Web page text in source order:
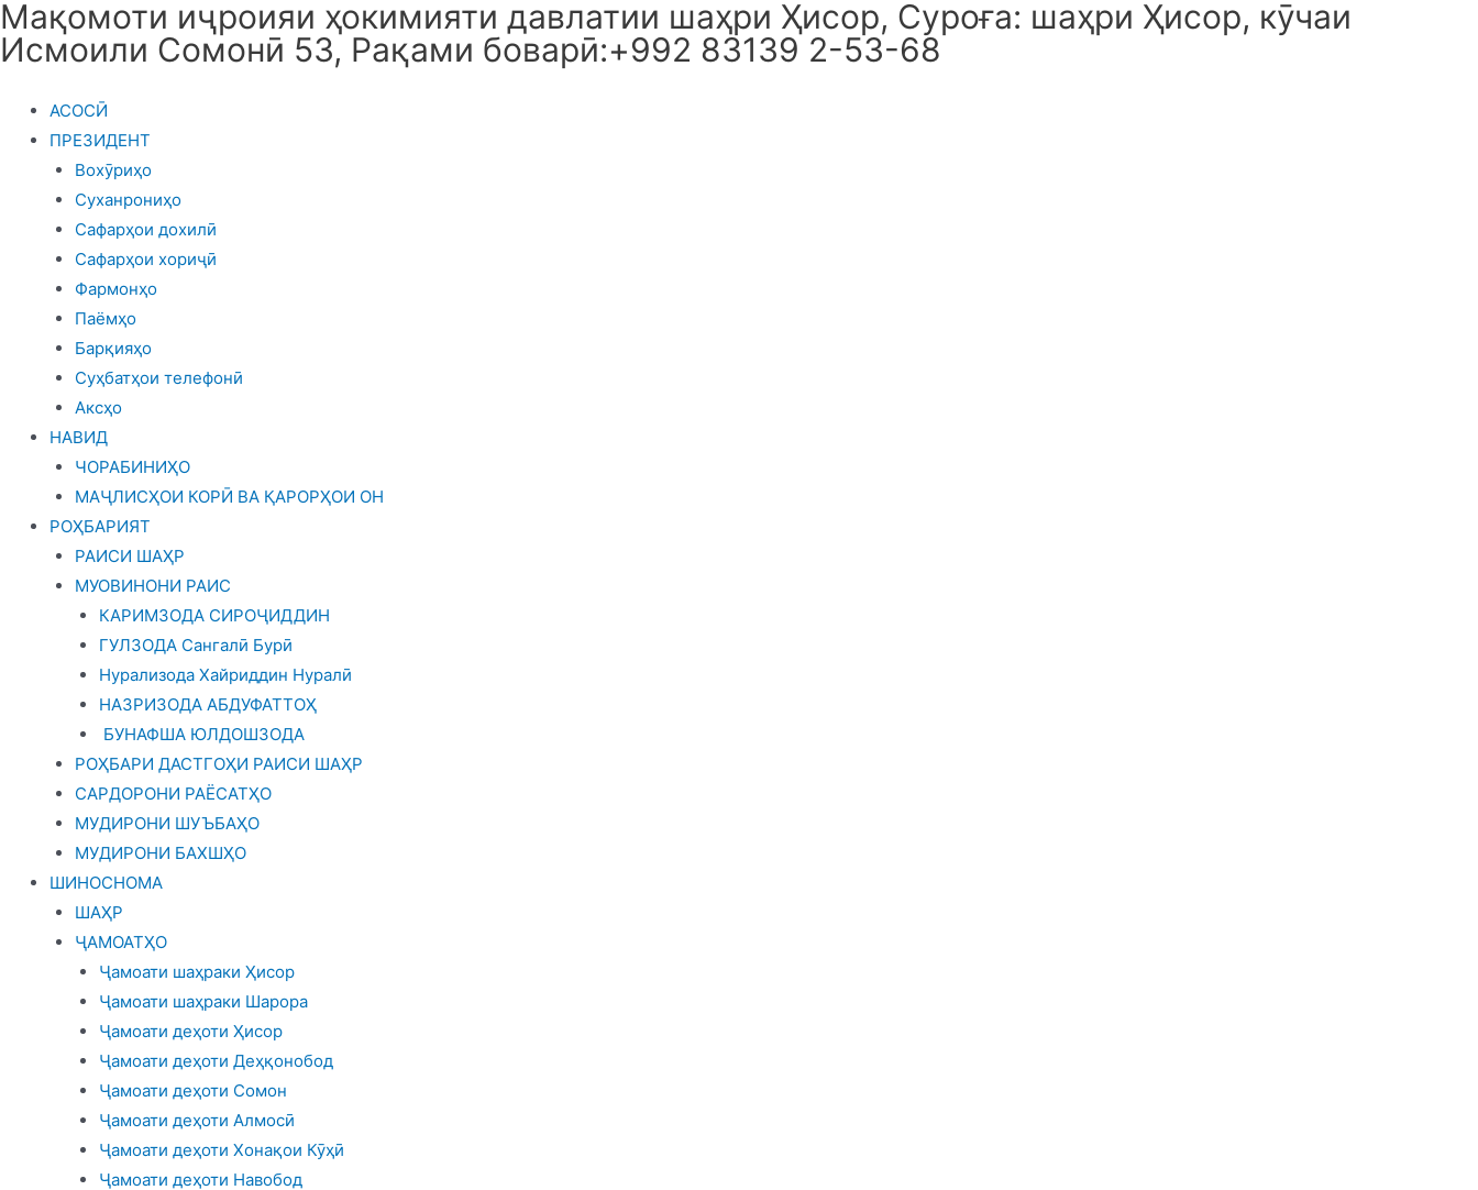
Skip
to
Мақомоти иҷроияи ҳокимияти давлатии шаҳри Ҳисор, Суроға: шаҳри Ҳисор, кӯчаи
Исмоили Сомонӣ 53, Рақами боварӣ:+992 83139 2-53-68
АСОСӢ
ПРЕЗИДЕНТ
Вохӯриҳо
Суханрониҳо
Сафарҳои дохилӣ
Сафарҳои хориҷӣ
Фармонҳо
Паёмҳо
Барқияҳо
Суҳбатҳои телефонӣ
Аксҳо
НАВИД
ЧОРАБИНИҲО
МАҶЛИСҲОИ КОРӢ ВА ҚАРОРҲОИ ОН
РОҲБАРИЯТ
РАИСИ ШАҲР
МУОВИНОНИ РАИС
КАРИМЗОДА СИРОҶИДДИН
ГУЛЗОДА Сангалӣ Бурӣ
Нурализода Хайриддин Нуралӣ
НАЗРИЗОДА АБДУФАТТОҲ
БУНАФША ЮЛДОШЗОДА
РОҲБАРИ ДАСТГОҲИ РАИСИ ШАҲР
САРДОРОНИ РАЁСАТҲО
МУДИРОНИ ШУЪБАҲО
МУДИРОНИ БАХШҲО
ШИНОСНОМА
ШАҲР
ҶАМОАТҲО
Ҷамоати шаҳраки Ҳисор
Ҷамоати шаҳраки Шарора
Ҷамоати деҳоти Ҳисор
Ҷамоати деҳоти Деҳқонобод
Ҷамоати деҳоти Сомон
Ҷамоати деҳоти Алмосӣ
Ҷамоати деҳоти Хонақои Кӯҳӣ
Ҷамоати деҳоти Навобод